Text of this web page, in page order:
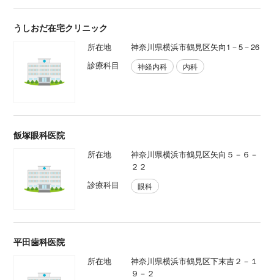
うしおだ在宅クリニック
所在地
神奈川県横浜市鶴見区矢向1－5－26
診療科目
神経内科 内科
飯塚眼科医院
所在地
神奈川県横浜市鶴見区矢向５－６－
２２
診療科目
眼科
平田歯科医院
所在地
神奈川県横浜市鶴見区下末吉２－１
９－２